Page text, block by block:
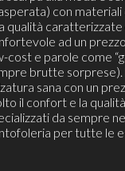
con
qualità caratterizzate
ad un
cost e parole come
brutte
sana con un
il confort e la
da sempre
per tutte le